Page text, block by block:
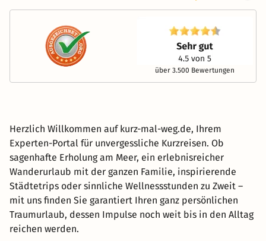
über 3.500 Bewertungen
Herzlich Willkommen auf kurz-mal-weg.de, Ihrem
Experten-Portal für unvergessliche Kurzreisen. Ob
sagenhafte Erholung am Meer, ein erlebnisreicher
Wanderurlaub mit der ganzen Familie, inspirierende
Städtetrips oder sinnliche Wellnessstunden zu Zweit –
mit uns finden Sie garantiert Ihren ganz persönlichen
Traumurlaub, dessen Impulse noch weit bis in den Alltag
reichen werden.